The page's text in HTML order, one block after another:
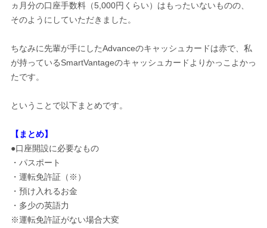
ヵ月分の口座手数料（5,000円くらい）はもったいないものの、
そのようにしていただきました。
ちなみに先輩が手にしたAdvanceのキャッシュカードは赤で、私
が持っているSmartVantageのキャッシュカードよりかっこよかっ
たです。
ということで以下まとめです。
【まとめ】
●口座開設に必要なもの
・パスポート
・運転免許証（※）
・預け入れるお金
・多少の英語力
※運転免許証がない場合大変